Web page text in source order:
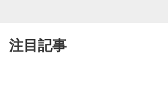
注目記事